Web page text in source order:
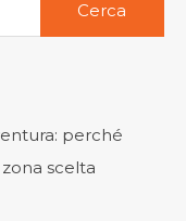
perché
scelta